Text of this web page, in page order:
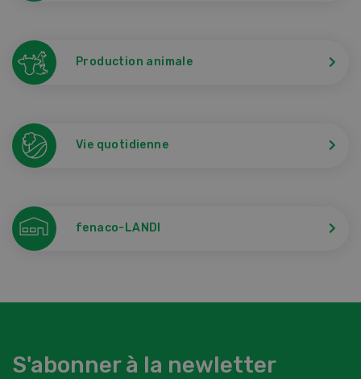
Production animale
Vie quotidienne
fenaco-LANDI
S'abonner à la newletter